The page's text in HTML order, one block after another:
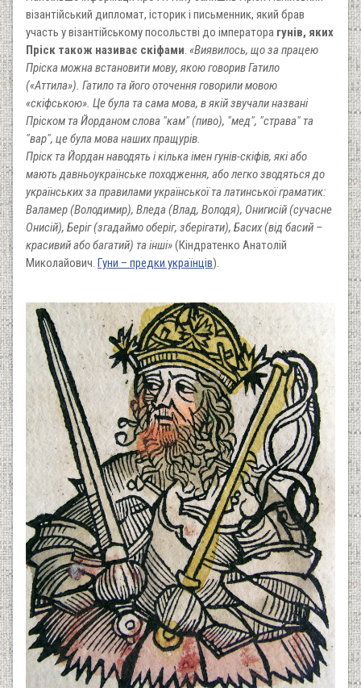
візантійський дипломат, історик і письменник, який брав
участь у візантійському посольстві до імператора гунів, яких
Пріск також називає скіфами. «Виявилось, що за працею
Пріска можна встановити мову, якою говорив Гатило
(«Аттила»). Гатило та його оточення говорили мовою
«скіфською». Це була та сама мова, в якій звучали названі
Пріском та Йорданом слова "кам" (пиво), "мед", "страва" та
"вар", це була мова наших пращурів.
Пріск та Йордан наводять і кілька імен гунів-скіфів, які або
мають давньоукраїнське походження, або легко зводяться до
українських за правилами української та латинської граматик:
Валамер (Володимир), Вледа (Влад, Володя), Онигисій (сучасне
Онисій), Беріг (згадаймо оберіг, зберігати), Басих (від басий –
красивий або багатий) та інші»(Кіндратенко Анатолій
Миколайович. Гуни – предки українців).